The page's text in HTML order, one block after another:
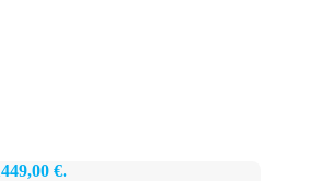
€.